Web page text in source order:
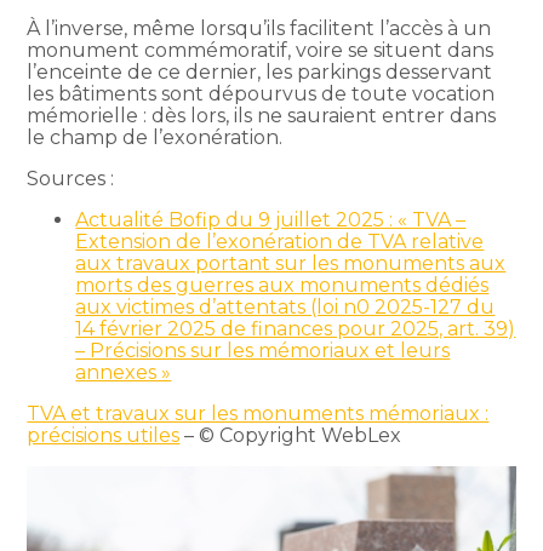
À l’inverse, même lorsqu’ils facilitent l’accès à un
monument commémoratif, voire se situent dans
l’enceinte de ce dernier, les parkings desservant
les bâtiments sont dépourvus de toute vocation
mémorielle : dès lors, ils ne sauraient entrer dans
le champ de l’exonération.
Sources :
Actualité Bofip du 9 juillet 2025 : « TVA –
Extension de l’exonération de TVA relative
aux travaux portant sur les monuments aux
morts des guerres aux monuments dédiés
aux victimes d’attentats (loi n0 2025-127 du
14 février 2025 de finances pour 2025, art. 39)
– Précisions sur les mémoriaux et leurs
annexes »
TVA et travaux sur les monuments mémoriaux :
précisions utiles – © Copyright WebLex